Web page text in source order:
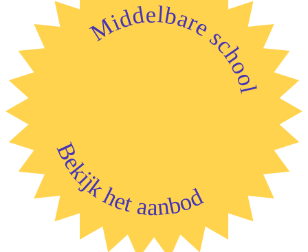
Middelbare school
Bekijk het aanbod